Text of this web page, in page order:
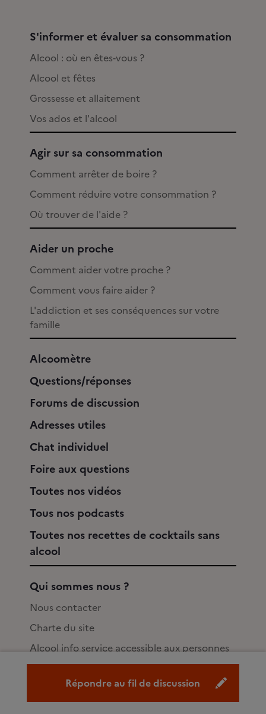
Répondre au fil de discussion
S'informer et évaluer sa consommation
Alcool : où en êtes-vous ?
Alcool et fêtes
Grossesse et allaitement
Vos ados et l'alcool
Agir sur sa consommation
Comment arrêter de boire ?
Comment réduire votre consommation ?
Où trouver de l'aide ?
Aider un proche
Comment aider votre proche ?
Comment vous faire aider ?
L'addiction et ses conséquences sur votre
famille
Alcoomètre
Questions/réponses
Forums de discussion
Adresses utiles
Chat individuel
Foire aux questions
Toutes nos vidéos
Tous nos podcasts
Toutes nos recettes de cocktails sans
alcool
Qui sommes nous ?
Nous contacter
Charte du site
Alcool info service accessible aux personnes
sourdes ou malentendantes